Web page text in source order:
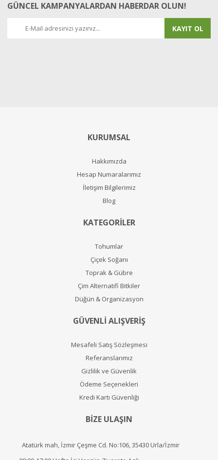
GÜNCEL KAMPANYALARDAN HABERDAR OLUN!
KAYIT OL
KURUMSAL
Hakkımızda
Hesap Numaralarımız
İletişim Bilgilerimiz
Blog
KATEGORİLER
Tohumlar
Çiçek Soğanı
Toprak & Gübre
Çim Alternatifi Bitkiler
Düğün & Organizasyon
GÜVENLİ ALIŞVERİŞ
Mesafeli Satış Sözleşmesi
Referanslarımız
Gizlilik ve Güvenlik
Ödeme Seçenekleri
Kredi Kartı Güvenliği
BİZE ULAŞIN
Atatürk mah, İzmir Çeşme Cd. No:106, 35430 Urla/İzmir